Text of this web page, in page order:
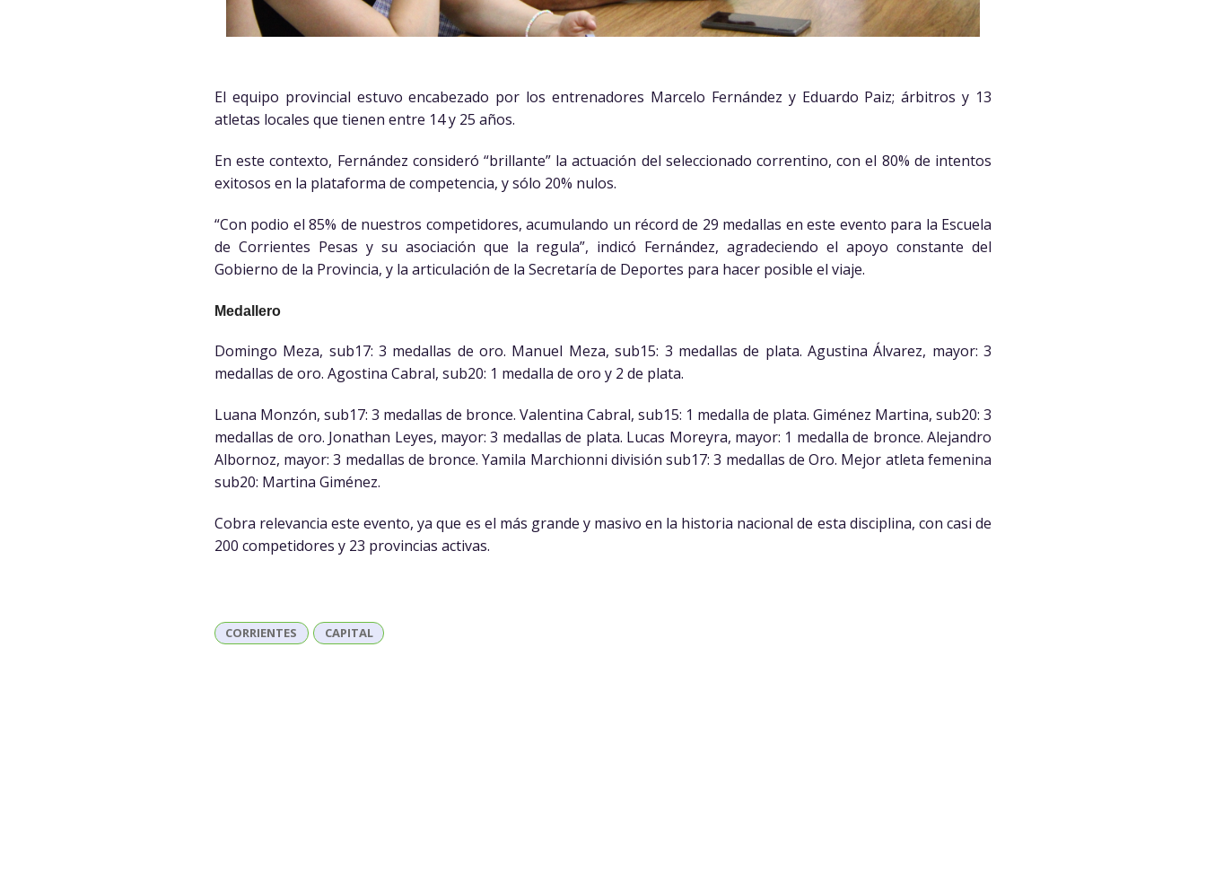
El equipo provincial estuvo encabezado por los entrenadores Marcelo Fernández y Eduardo Paiz; árbitros y 13
atletas locales que tienen entre 14 y 25 años.
En este contexto, Fernández consideró “brillante” la actuación del seleccionado correntino, con el 80% de intentos
exitosos en la plataforma de competencia, y sólo 20% nulos.
“Con podio el 85% de nuestros competidores, acumulando un récord de 29 medallas en este evento para la Escuela
de Corrientes Pesas y su asociación que la regula”, indicó Fernández, agradeciendo el apoyo constante del
Gobierno de la Provincia, y la articulación de la Secretaría de Deportes para hacer posible el viaje.
Medallero
Domingo Meza, sub17: 3 medallas de oro. Manuel Meza, sub15: 3 medallas de plata. Agustina Álvarez, mayor: 3
medallas de oro. Agostina Cabral, sub20: 1 medalla de oro y 2 de plata.
Luana Monzón, sub17: 3 medallas de bronce. Valentina Cabral, sub15: 1 medalla de plata. Giménez Martina, sub20: 3
medallas de oro. Jonathan Leyes, mayor: 3 medallas de plata. Lucas Moreyra, mayor: 1 medalla de bronce. Alejandro
Albornoz, mayor: 3 medallas de bronce. Yamila Marchionni división sub17: 3 medallas de Oro. Mejor atleta femenina
sub20: Martina Giménez.
Cobra relevancia este evento, ya que es el más grande y masivo en la historia nacional de esta disciplina, con casi de
200 competidores y 23 provincias activas.
CORRIENTES CAPITAL